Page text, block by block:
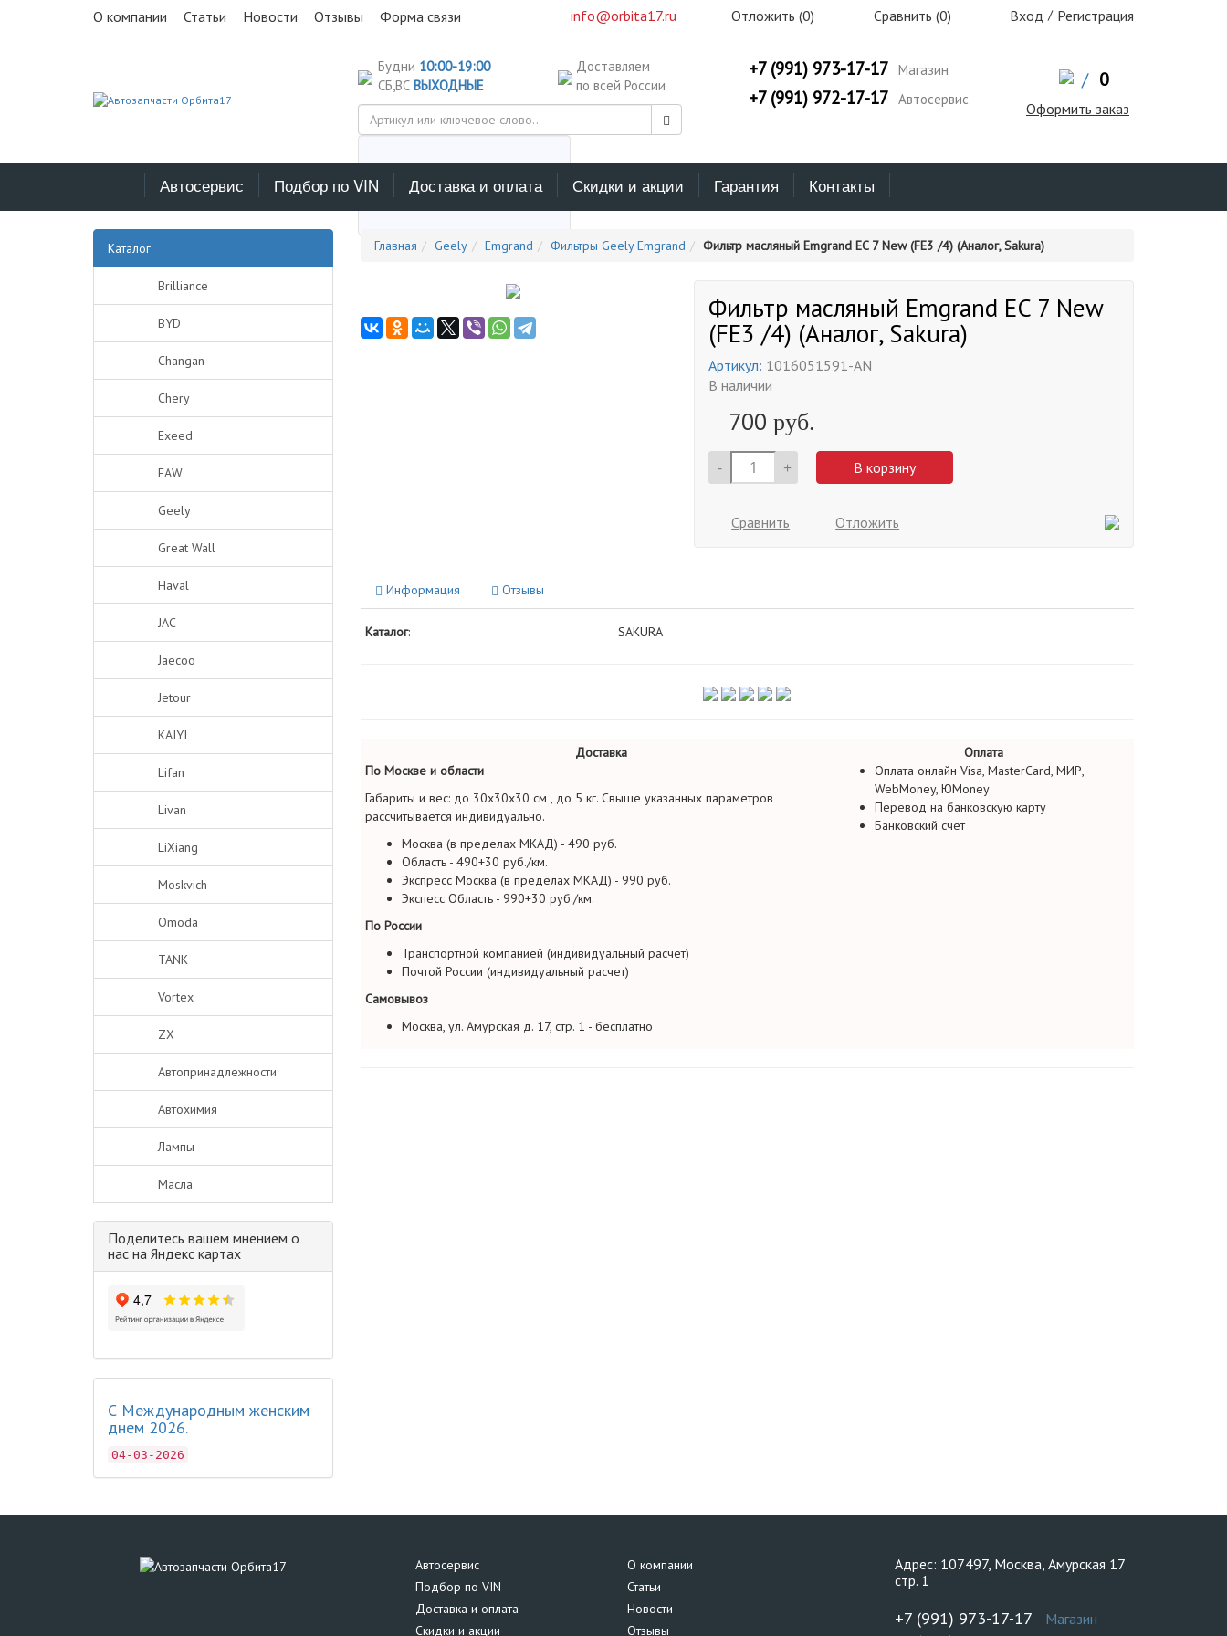
О компании Статьи Новости Отзывы Форма связи info@orbita17.ru Отложить (0) Сравнить (0) Вход / Регистрация
Будни 10:00-19:00
СБ,ВС ВЫХОДНЫЕ
Доставляем
по всей России
Выберите каталог поиска
+7 (991) 973-17-17 Магазин
+7 (991) 972-17-17 Автосервис
/ 0
Оформить заказ
Автосервис Подбор по VIN Доставка и оплата Скидки и акции Гарантия Контакты
Каталог
Brilliance
BYD
Changan
Chery
Exeed
FAW
Geely
Great Wall
Haval
JAC
Jaecoo
Jetour
KAIYI
Lifan
Livan
LiXiang
Moskvich
Omoda
TANK
Vortex
ZX
Автопринадлежности
Автохимия
Лампы
Масла
Поделитесь вашем мнением о
нас на Яндекс картах
С Международным женским
днем 2026.
04-03-2026
Главная Geely Emgrand Фильтры Geely Emgrand Фильтр масляный Emgrand EC 7 New (FE3 /4) (Аналог, Sakura)
Фильтр масляный Emgrand EC 7 New
(FE3 /4) (Аналог, Sakura)
Артикул: 1016051591-AN
В наличии
700 руб.
- + В корзину
Сравнить Отложить
Информация Отзывы
Каталог: SAKURA
Доставка
Оплата
По Москве и области
Габариты и вес: до 30х30х30 см , до 5 кг. Свыше указанных параметров
рассчитывается индивидуально.
Москва (в пределах МКАД) - 490 руб.
Область - 490+30 руб./км.
Экспресс Москва (в пределах МКАД) - 990 руб.
Экспесс Область - 990+30 руб./км.
По России
Транспортной компанией (индивидуальный расчет)
Почтой России (индивидуальный расчет)
Самовывоз
Москва, ул. Амурская д. 17, стр. 1 - бесплатно
Оплата онлайн Visa, MasterCard, МИР,
WebMoney, ЮMoney
Перевод на банковскую карту
Банковский счет
Автосервис
Подбор по VIN
Доставка и оплата
Скидки и акции
О компании
Статьи
Новости
Отзывы
Адрес: 107497, Москва, Амурская 17
стр. 1
+7 (991) 973-17-17 Магазин